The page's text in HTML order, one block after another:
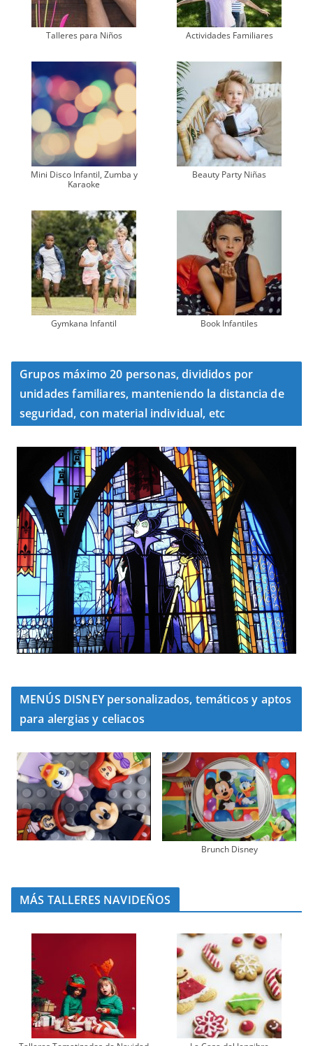
Talleres para Niños Actividades Familiares
Mini Disco Infantil, Zumba y
Karaoke
Beauty Party Niñas
Gymkana Infantil Book Infantiles
Grupos máximo 20 personas, divididos por
unidades familiares, manteniendo la distancia de
seguridad, con material individual, etc
MENÚS DISNEY personalizados, temáticos y aptos
para alergias y celiacos
Brunch Disney
MÁS TALLERES NAVIDEÑOS